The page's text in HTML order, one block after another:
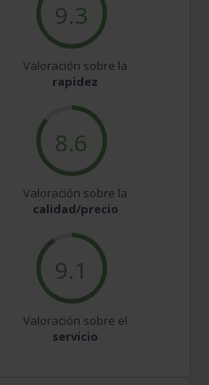
9.3
Valoración sobre la
rapidez
8.6
Valoración sobre la
calidad/precio
9.1
Valoración sobre el
servicio